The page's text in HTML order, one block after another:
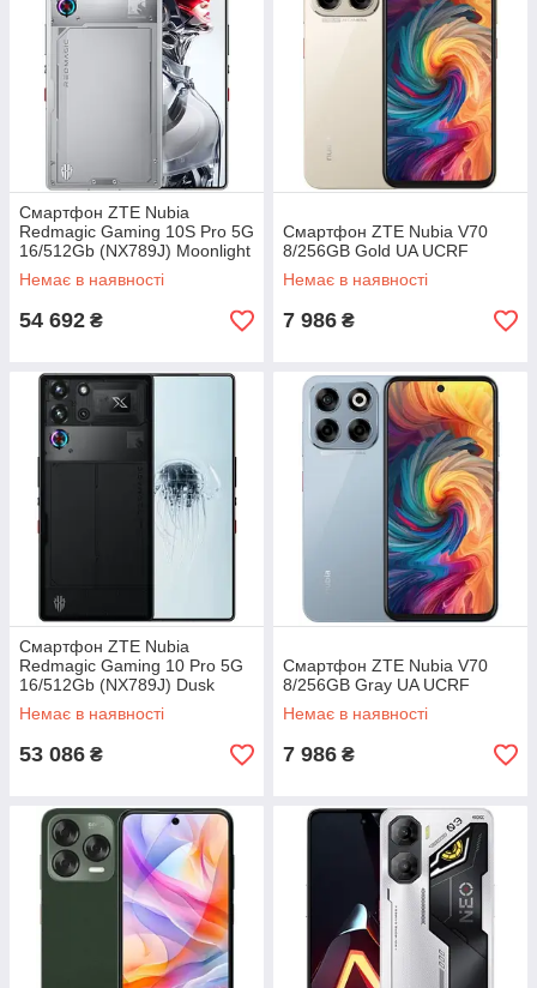
Смартфон ZTE Nubia
Redmagic Gaming 10S Pro 5G
16/512Gb (NX789J) Moonlight
Global version
Немає в наявності
54 692 ₴
Смартфон ZTE Nubia V70
8/256GB Gold UA UCRF
Немає в наявності
7 986 ₴
Смартфон ZTE Nubia
Redmagic Gaming 10 Pro 5G
16/512Gb (NX789J) Dusk
Global version
Немає в наявності
53 086 ₴
Смартфон ZTE Nubia V70
8/256GB Gray UA UCRF
Немає в наявності
7 986 ₴